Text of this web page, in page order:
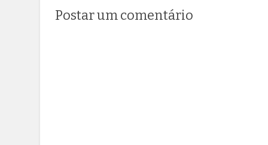
Postar um comentário